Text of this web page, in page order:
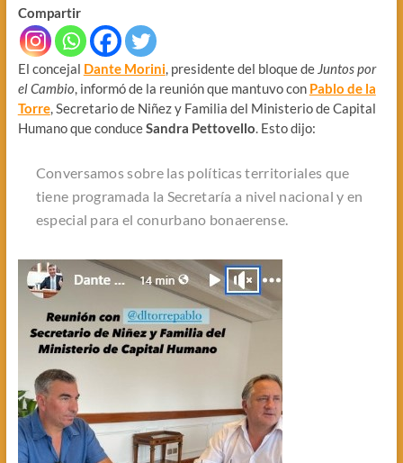
Compartir
El concejal Dante Morini, presidente del bloque de Juntos por
el Cambio, informó de la reunión que mantuvo con Pablo de la
Torre, Secretario de Niñez y Familia del Ministerio de Capital
Humano que conduceSandra Pettovello. Esto dijo:
Conversamos sobre las políticas territoriales que
tiene programada la Secretaría a nivel nacional y en
especial para el conurbano bonaerense.